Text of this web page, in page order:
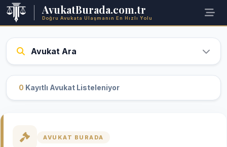
AvukatBurada.com.tr
Doğru Avukata Ulaşmanın En Hızlı Yolu
Avukat Ara
0 Kayıtlı Avukat Listeleniyor
AVUKAT BURADA